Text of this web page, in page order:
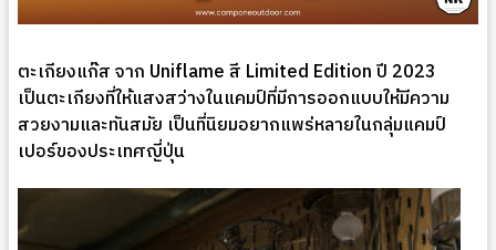
ตะเกียงแก๊ส จาก Uniflame สี Limited Edition ปี 2023
เป็นตะเกียงที่ให้แสงสว่างในแคมป์ที่มีการออกแบบให้มีความ
สวยงามและทันสมัย เป็นที่นิยมอยากแพร่หลายในกลุ่มแคมป์
เปอร์ของประเทศญี่ปุ่น